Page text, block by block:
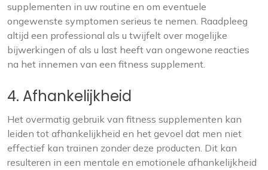
supplementen in uw routine en om eventuele
ongewenste symptomen serieus te nemen. Raadpleeg
altijd een professional als u twijfelt over mogelijke
bijwerkingen of als u last heeft van ongewone reacties
na het innemen van een fitness supplement.
4. Afhankelijkheid
Het overmatig gebruik van fitness supplementen kan
leiden tot afhankelijkheid en het gevoel dat men niet
effectief kan trainen zonder deze producten. Dit kan
resulteren in een mentale en emotionele afhankelijkheid